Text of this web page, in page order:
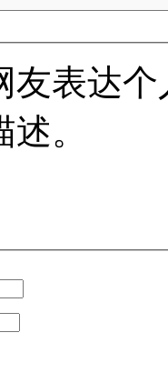
友表达
。